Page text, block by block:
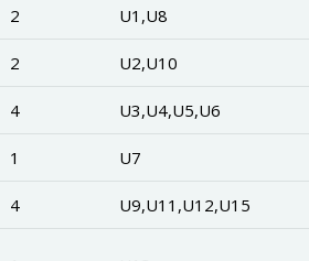
2 U1,U8
2 U2,U10
4 U3,U4,U5,U6
1 U7
4 U9,U11,U12,U15